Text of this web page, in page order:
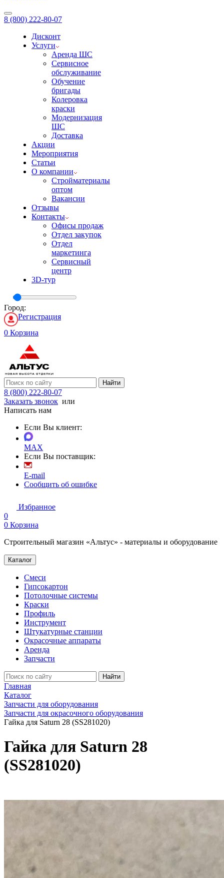
8 (800) 222-80-07
Дисконт
Услуги
Аренда ШС
Сервисное
обслуживание
Обучение
бригады
Колеровка
краски
Модернизация
ШС
Доставка
Акции
Мероприятия
Статьи
О компании
Стройматериалы
оптом
Вакансии
Отзывы
Контакты
Офисы продаж
Отдел закупок
Отдел
маркетинга
Сервисный
центр
3D-тур
Город:
Регистрация
0 Корзина
Найти
8 (800) 222-80-07
Заказать звонок или
Написать нам
Если Вы клиент:
MAX
Если Вы поставщик:
E-mail
Сообщить об ошибке
Избранное
0
0 Корзина
Строительный магазин «Альтус» - материалы и оборудование
Каталог
Смеси
Гипсокартон
Потолочные системы
Краски
Профиль
Инструмент
Штукатурные станции
Окрасочные аппараты
Аренда
Запчасти
Найти
Главная
Каталог
Запчасти для оборудования
Запчасти для окрасочного оборудования
Гайка для Saturn 28 (SS281020)
Гайка для Saturn 28
(SS281020)